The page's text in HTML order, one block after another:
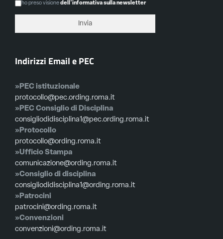
ho preso visionedell'informativa sulla newsletter
Indirizzi Email e PEC
»PEC istituzionale
protocollo@pec.ording.roma.it
»PEC Consiglio di Disciplina
consigliodidisciplina1@pec.ording.roma.it
»Protocollo
protocollo@ording.roma.it
»Ufficio Stampa
comunicazione@ording.roma.it
»Consiglio di disciplina
consigliodidisciplina1@ording.roma.it
»Patrocini
patrocini@ording.roma.it
»Convenzioni
convenzioni@ording.roma.it